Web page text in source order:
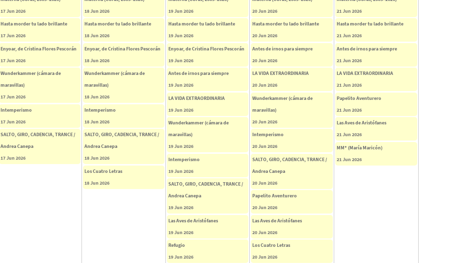
17 Jun 2026
Hasta morder tu lado brillante
17 Jun 2026
Enyoar, de Cristina Flores Pescorán
17 Jun 2026
Wunderkammer (cámara de
maravillas)
17 Jun 2026
Intemperismo
17 Jun 2026
SALTO, GIRO, CADENCIA, TRANCE /
Andrea Canepa
17 Jun 2026
18 Jun 2026
Hasta morder tu lado brillante
18 Jun 2026
Enyoar, de Cristina Flores Pescorán
18 Jun 2026
Wunderkammer (cámara de
maravillas)
18 Jun 2026
Intemperismo
18 Jun 2026
SALTO, GIRO, CADENCIA, TRANCE /
Andrea Canepa
18 Jun 2026
Los Cuatro Letras
18 Jun 2026
19 Jun 2026
Hasta morder tu lado brillante
19 Jun 2026
Enyoar, de Cristina Flores Pescorán
19 Jun 2026
Antes de irnos para siempre
19 Jun 2026
LA VIDA EXTRAORDINARIA
19 Jun 2026
Wunderkammer (cámara de
maravillas)
19 Jun 2026
Intemperismo
19 Jun 2026
SALTO, GIRO, CADENCIA, TRANCE /
Andrea Canepa
19 Jun 2026
Las Aves de Aristófanes
19 Jun 2026
Refugio
19 Jun 2026
20 Jun 2026
Hasta morder tu lado brillante
20 Jun 2026
Antes de irnos para siempre
20 Jun 2026
LA VIDA EXTRAORDINARIA
20 Jun 2026
Wunderkammer (cámara de
maravillas)
20 Jun 2026
Intemperismo
20 Jun 2026
SALTO, GIRO, CADENCIA, TRANCE /
Andrea Canepa
20 Jun 2026
Papelito Aventurero
20 Jun 2026
Las Aves de Aristófanes
20 Jun 2026
Los Cuatro Letras
20 Jun 2026
21 Jun 2026
Hasta morder tu lado brillante
21 Jun 2026
Antes de irnos para siempre
21 Jun 2026
LA VIDA EXTRAORDINARIA
21 Jun 2026
Papelito Aventurero
21 Jun 2026
Las Aves de Aristófanes
21 Jun 2026
MM* (María Maricón)
21 Jun 2026